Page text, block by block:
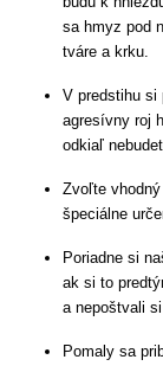
sa hmyz pod
tváre a krku.
V predstihu
agresívny roj
odkiaľ
Zvoľte
špeciálne
Poriadne si
ak si to
a nepoštvali
Pomaly sa